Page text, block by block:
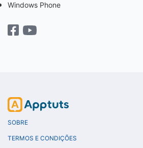
Windows Phone
SOBRE
TERMOS E CONDIÇÕES